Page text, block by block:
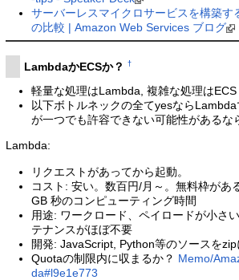
サーバーレスマイクロサービスを構築す
の比較 | Amazon Web Services ブログ
LambdaかECSか？ †
軽量な処理はLambda, 複雑な処理はECS
以下ボトルネックの全てyesなら
が一つでも許容できない可能性があるな
Lambda:
リクエストがあってから起動。
コスト: 安い。数百円/月～。無料枠があ
GB 秒のコンピューティング時間
用途: ワークロード、ペイロードが小さ
テナンスがほぼ不要
開発: JavaScript, Python等のソースをzip
Quotaの制限内に収まるか？ Memo/
da#l9e1e773